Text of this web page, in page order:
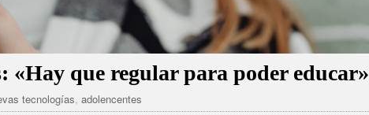
«Hay que regular para poder educar»
tecnologías,adolencentes